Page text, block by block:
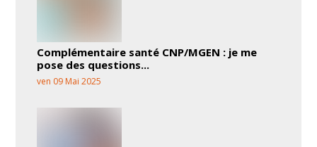
Complémentaire santé CNP/MGEN : je me
pose des questions...
ven 09 Mai 2025